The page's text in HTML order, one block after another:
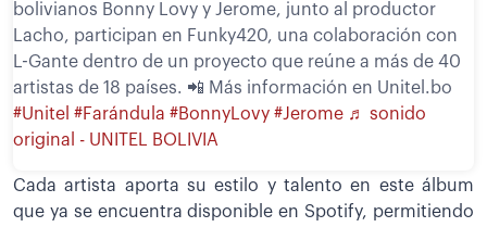
bolivianos Bonny Lovy y Jerome, junto al productor
Lacho, participan en Funky420, una colaboración con
L-Gante dentro de un proyecto que reúne a más de 40
artistas de 18 países. 📲 Más información en Unitel.bo
#Unitel #Farándula #BonnyLovy #Jerome ♬ sonido
original - UNITEL BOLIVIA
Cada artista aporta su estilo y talento en este álbum
que ya se encuentra disponible en Spotify, permitiendo